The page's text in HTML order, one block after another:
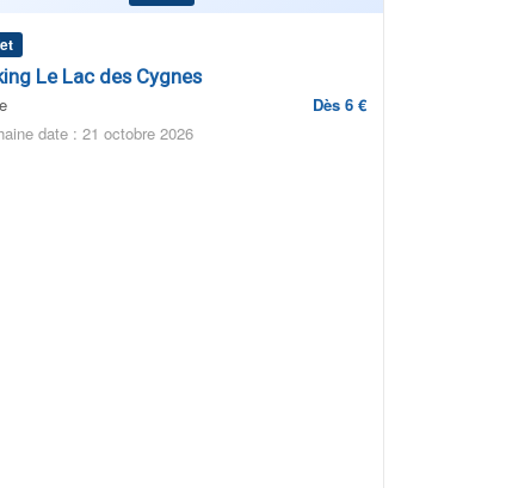
Le Lac des Cygnes
Dès 6 €
date : 21 octobre 2026